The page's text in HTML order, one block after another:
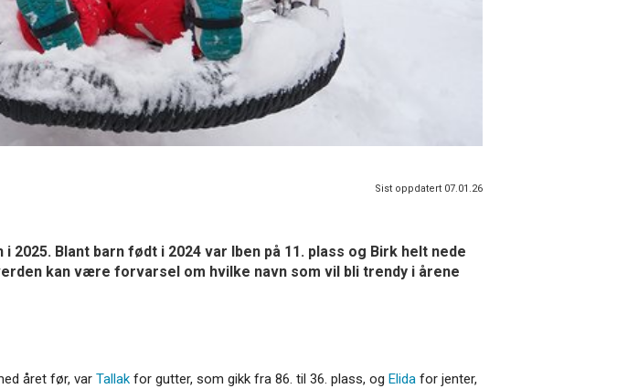
Sist oppdatert 07.01.26
Blant barn født i 2024 var Iben på 11. plass og Birk helt nede
kan være forvarsel om hvilke navn som vil bli trendy i årene
året før, var Tallak for gutter, som gikk fra 86. til 36. plass, og Elida for jenter,